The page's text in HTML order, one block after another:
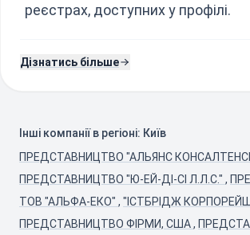
реєстрах, доступних у профілі.
Дізнатись більше
Інші компанії в регіоні: Київ
ПРЕДСТАВНИЦТВО "АЛЬЯНС КОНСАЛТЕНСІ
ПРЕДСТАВНИЦТВО "Ю-ЕЙ-ДІ-СІ Л.Л.С." ,
ТОВ "АЛЬФА-ЕКО" , "ІСТБРІДЖ
ПРЕДСТАВНИЦТВО ФІРМИ, США,